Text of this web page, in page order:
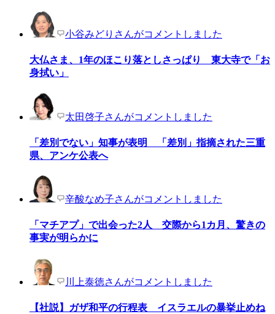
小谷みどりさんがコメントしました
大仏さま、1年のほこり落としさっぱり 東大寺で「お
身拭い」
太田啓子さんがコメントしました
「差別でない」知事が表明 「差別」指摘された三重
県、アンケ公表へ
辛酸なめ子さんがコメントしました
「マチアプ」で出会った2人 交際から1カ月、驚きの
事実が明らかに
川上泰徳さんがコメントしました
【社説】ガザ和平の行程表 イスラエルの暴挙止めね